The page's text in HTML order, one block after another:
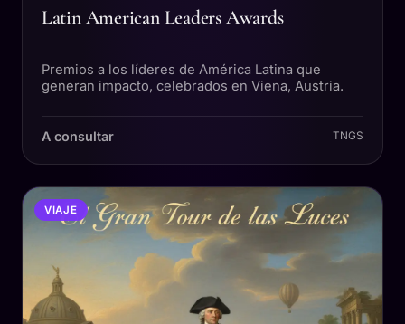
Latin American Leaders Awards
Premios a los líderes de América Latina que
generan impacto, celebrados en Viena, Austria.
A consultar TNGS
VIAJE